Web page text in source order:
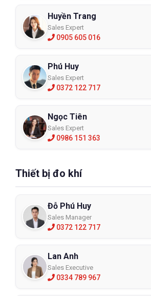
Huyền Trang
Sales Expert
0905 605 016
Phú Huy
Sales Expert
0372 122 717
Ngọc Tiên
Sales Expert
0986 151 363
Thiết bị đo khí
Đỗ Phú Huy
Sales Manager
0372 122 717
Lan Anh
Sales Executive
0334 789 967